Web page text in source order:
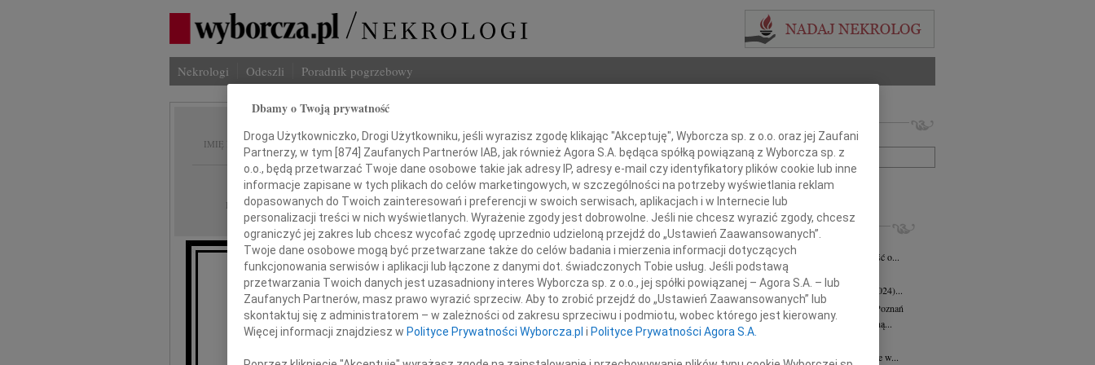
Nekrologi Odeszli Poradnik pogrzebowy
IMIĘ I NAZWISKO: Czesław Janicki
REGION: Poznań
DATA EMISJI: 03.01.2013
Z wielkim żalem przyjęliśmy wiadomość o śmierci
Imię i nazwisko lub numer ogłoszenia:
+ szukanie zaawansowane
INNE NEKROLOGI
Elżbieta Fikus 05.08.2026Poznań
Z głębokim smutkiem przyjęliśmy wiadomość o...
Alina Augustynowicz
Alina Augustynowicz z domu Hinz (1979-2024)...
Małgorzata Oleśkowicz-Popiel
Poznań
Z głębokim smutkiem żegnamy naszą wybitną...
Witold Szulc
Z głębokim żalem przyjęliśmy wiadomość, że w...
Dbamy o Twoją prywatność
Droga Użytkowniczko, Drogi Użytkowniku, jeśli wyrazisz zgodę klikając "Akceptuję", Wyborcza sp. z o.o. oraz jej Zaufani
Partnerzy, w tym [874] Zaufanych Partnerów IAB, jak również Agora S.A. będąca spółką powiązaną z Wyborcza sp. z
o.o., będą przetwarzać Twoje dane osobowe takie jak adresy IP, adresy e-mail czy identyfikatory plików cookie lub inne
informacje zapisane w tych plikach do celów marketingowych, w szczególności na potrzeby wyświetlania reklam
dopasowanych do Twoich zainteresowań i preferencji w swoich serwisach, aplikacjach i w Internecie lub
personalizacji treści w nich wyświetlanych. Wyrażenie zgody jest dobrowolne. Jeśli nie chcesz wyrazić zgody, chcesz
ograniczyć jej zakres lub chcesz wycofać zgodę uprzednio udzieloną przejdź do „Ustawień Zaawansowanych”.
Twoje dane osobowe mogą być przetwarzane także do celów badania i mierzenia informacji dotyczących
funkcjonowania serwisów i aplikacji lub łączone z danymi dot. świadczonych Tobie usług. Jeśli podstawą
przetwarzania Twoich danych jest uzasadniony interes Wyborcza sp. z o.o., jej spółki powiązanej – Agora S.A. – lub
Zaufanych Partnerów, masz prawo wyrazić sprzeciw. Aby to zrobić przejdź do „Ustawień Zaawansowanych” lub
skontaktuj się z administratorem – w zależności od zakresu sprzeciwu i podmiotu, wobec którego jest kierowany.
Więcej informacji znajdziesz w Polityce Prywatności Wyborcza.pl i Polityce Prywatności Agora S.A.